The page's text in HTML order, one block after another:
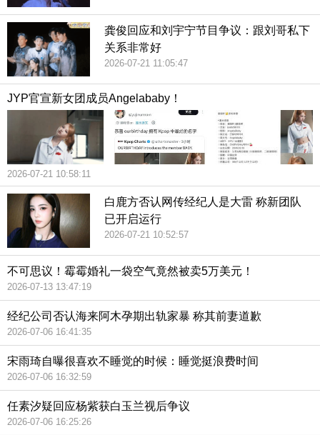
龚俊回应和刘宇宁节目争议：跟刘哥私下
关系非常好
2026-07-21 11:05:47
JYP官宣新女团成员Angelababy！
2026-07-21 10:58:11
白鹿方否认网传经纪人是大雷 称新团队
已开启运行
2026-07-21 10:52:57
不可思议！霉霉婚礼一袋空气竟然被卖5万美元！
2026-07-13 13:47:19
经纪公司否认海来阿木孕期出轨家暴 称其前妻道歉
2026-07-06 16:41:35
宋雨琦自曝很喜欢不睡觉的时候：睡觉挺浪费时间
2026-07-06 16:32:59
任素汐疑回应杨紫获白玉兰视后争议
2026-07-06 16:25:26